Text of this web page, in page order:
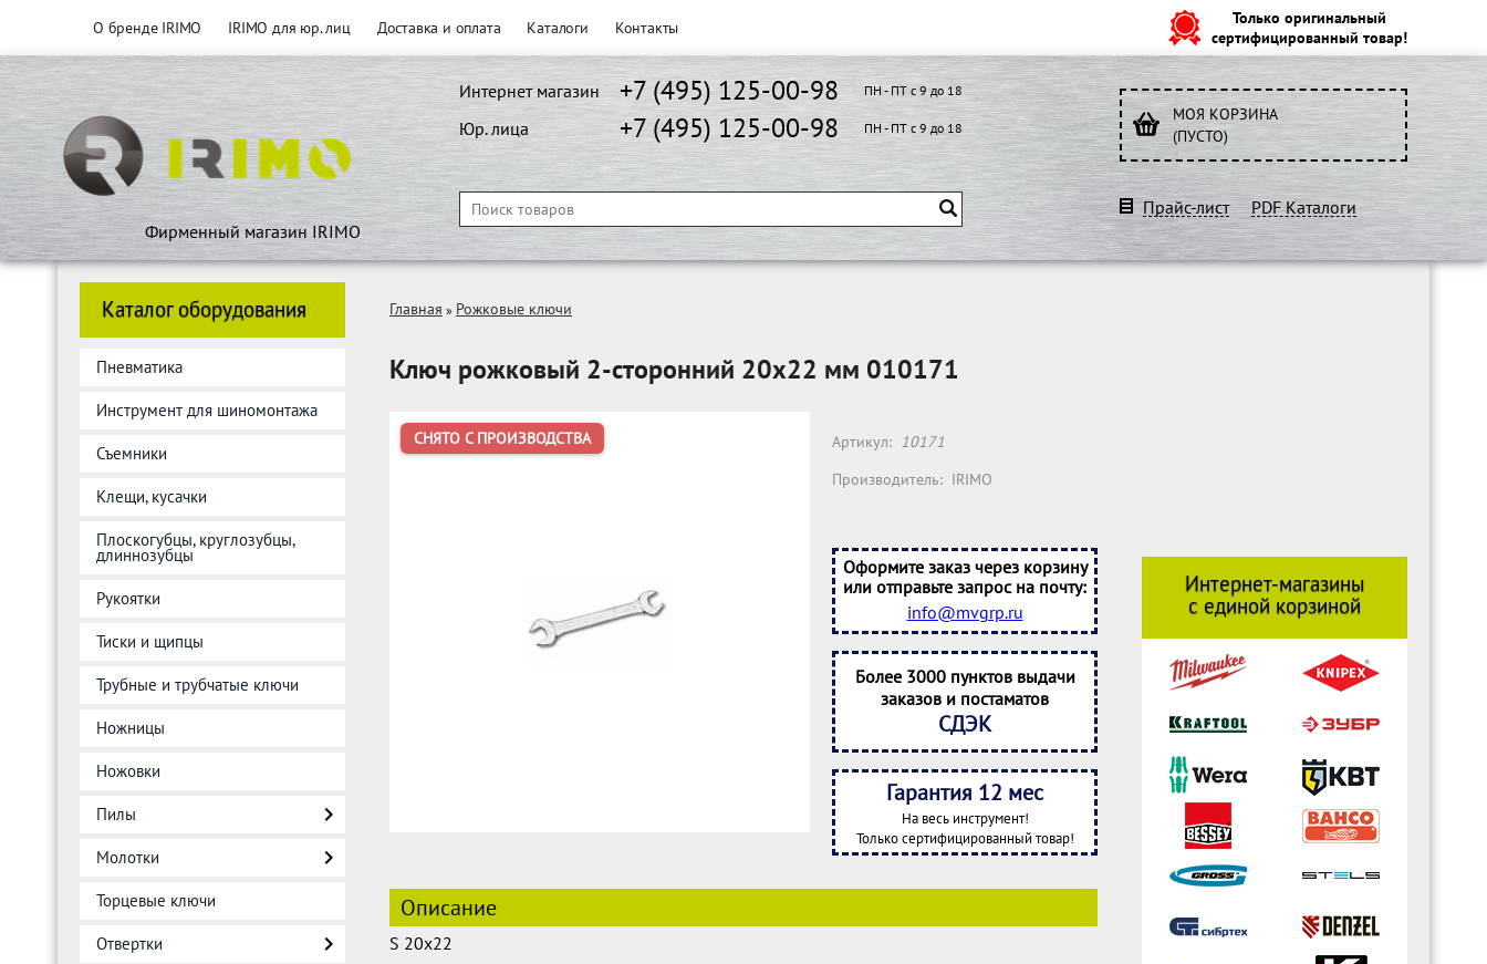
О бренде IRIMO IRIMO для юр. лиц Доставка и оплата Каталоги Контакты
Только оригинальный
сертифицированный товар!
Фирменный магазин IRIMO
Интернет магазин +7 (495) 125-00-98 ПН - ПТ с 9 до 18
Юр. лица +7 (495) 125-00-98 ПН - ПТ с 9 до 18
МОЯ КОРЗИНА
(ПУСТО)
Прайс-лист PDF Каталоги
Каталог оборудования
Пневматика
Инструмент для шиномонтажа
Съемники
Клещи, кусачки
Плоскогубцы, круглозубцы,
длиннозубцы
Рукоятки
Тиски и щипцы
Трубные и трубчатые ключи
Ножницы
Ножовки
Пилы
Молотки
Торцевые ключи
Отвертки
Главная » Рожковые ключи
Ключ рожковый 2-сторонний 20x22 мм 010171
СНЯТО С ПРОИЗВОДСТВА Артикул: 10171
Производитель: IRIMO
Оформите заказ через корзину
или отправьте запрос на почту:
info@mvgrp.ru
Более 3000 пунктов выдачи
заказов и постаматов
СДЭК
Гарантия 12 мес
На весь инструмент!
Только сертифицированный товар!
Описание
S 20x22
Интернет-магазины
с единой корзиной